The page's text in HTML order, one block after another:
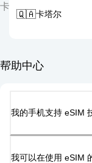
卡
🇶🇦卡塔尔
帮助中心
我的手机支持 eSIM
我可以在使用 eSIM